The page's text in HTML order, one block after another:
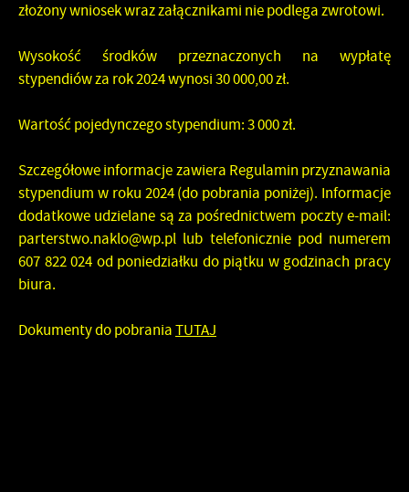
złożony wniosek wraz załącznikami nie podlega zwrotowi.
Wysokość środków przeznaczonych na wypłatę
stypendiów za rok 2024 wynosi 30 000,00 zł.
Wartość pojedynczegostypendium: 3 000 zł.
Szczegółowe informacje zawiera Regulamin przyznawania
stypendium w roku 2024(do pobrania poniżej). Informacje
dodatkowe udzielane są za pośrednictwem poczty e-mail:
parterstwo.naklo@wp.pl lub telefonicznie pod numerem
607 822 024 od poniedziałku do piątku w godzinach pracy
biura.
Dokumenty do pobraniaTUTAJ